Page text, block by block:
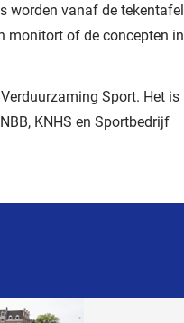
worden vanaf de tekentafel
monitort of de concepten in
Sport. Het is
KNHS en Sportbedrijf